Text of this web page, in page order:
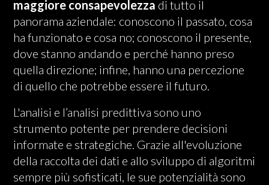
maggiore consapevolezza di tutto il
panorama aziendale: conoscono il passato, cosa
ha funzionato e cosa no; conoscono il presente,
dove stanno andando e perché hanno preso
quella direzione; infine, hanno una percezione
di quello che potrebbe essere il futuro.
L'analisi e l’analisi predittiva sono uno
strumento potente per prendere decisioni
informate e strategiche. Grazie all'evoluzione
della raccolta dei dati e allo sviluppo di algoritmi
sempre più sofisticati, le sue potenzialità sono